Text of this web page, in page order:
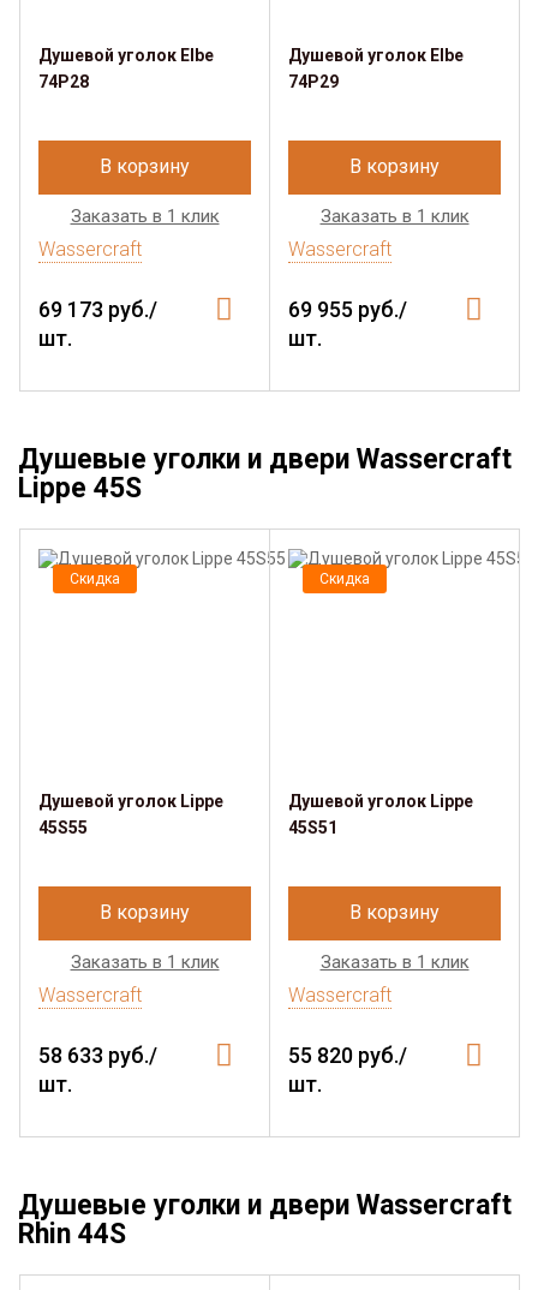
Душевой уголок Elbe
74P28
В корзину
Заказать в 1 клик
Wassercraft
69 173 руб./
шт.
Душевой уголок Elbe
74P29
В корзину
Заказать в 1 клик
Wassercraft
69 955 руб./
шт.
Душевые уголки и двери Wassercraft
Lippe 45S
Скидка
Душевой уголок Lippe
45S55
В корзину
Заказать в 1 клик
Wassercraft
58 633 руб./
шт.
Скидка
Душевой уголок Lippe
45S51
В корзину
Заказать в 1 клик
Wassercraft
55 820 руб./
шт.
Душевые уголки и двери Wassercraft
Rhin 44S